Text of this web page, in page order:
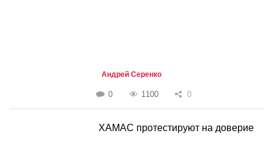
Андрей Серенко
0 1100 0
ХАМАС протестируют на доверие